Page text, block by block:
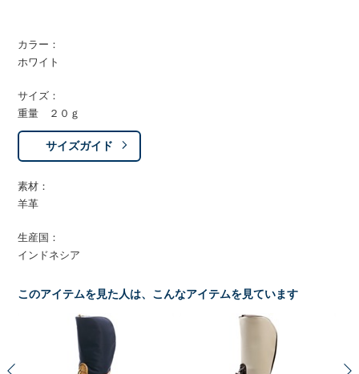
カラー：
ホワイト
サイズ：
重量 ２０ｇ
サイズガイド
素材：
羊革
生産国：
インドネシア
このアイテムを見た人は、こんなアイテムを見ています